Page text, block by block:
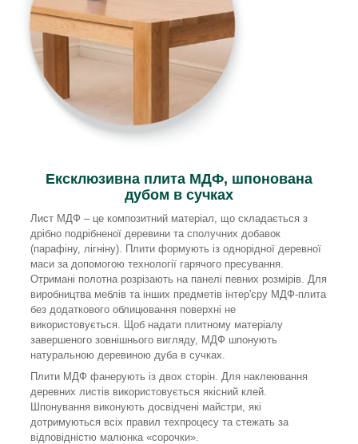
Ексклюзивна плита МДФ, шпонована
дубом в сучках
Лист МДФ – це композитний матеріал, що складається з
дрібно подрібненої деревини та сполучних добавок
(парафіну, лігніну). Плити формують із однорідної деревної
маси за допомогою технології гарячого пресування.
Отримані полотна розрізають на панелі певних розмірів. Для
виробництва меблів та інших предметів інтер'єру МДФ-плита
без додаткового облицювання поверхні не
використовується. Щоб надати плитному матеріалу
завершеного зовнішнього вигляду, МДФ шпонують
натуральною деревиною дуба в сучках.
Плити МДФ фанерують із двох сторін. Для наклеювання
деревних листів використовується якісний клей.
Шпонування виконують досвідчені майстри, які
дотримуються всіх правил техпроцесу та стежать за
відповідністю малюнка «сорочки».